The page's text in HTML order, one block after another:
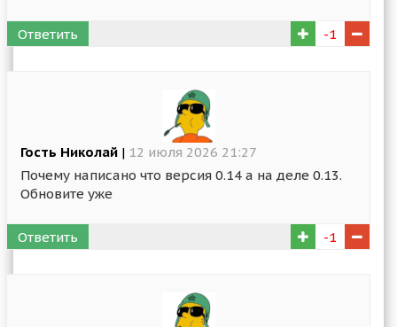
Ответить -1
Гость Николай | 12 июля 2026 21:27
Почему написано что версия 0.14 а на деле 0.13.
Обновите уже
Ответить -1